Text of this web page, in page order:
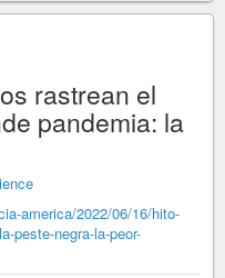
rastrean el
pandemia: la
america/2022/06/16/hito-
peste-negra-la-peor-